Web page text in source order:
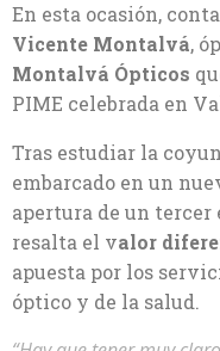
En esta ocasión,
Vicente Montalvá,
Montalvá Ópticos
PIME celebrada en
Tras estudiar la
embarcado en un
apertura de un
resalta el valor
apuesta por los
óptico y de la salud.